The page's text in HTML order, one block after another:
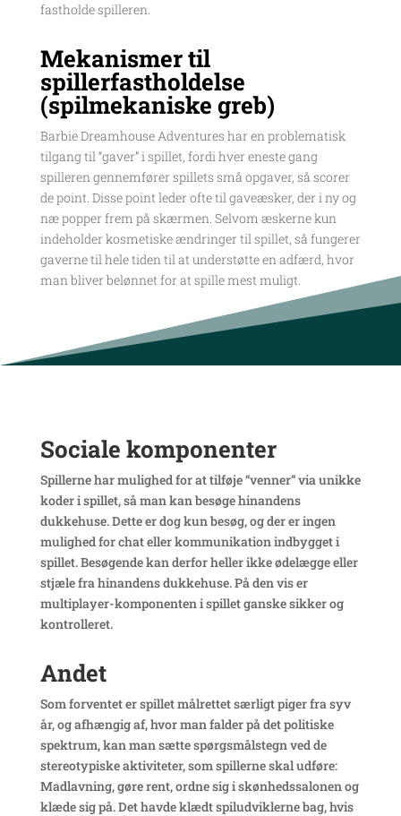
fastholde spilleren.
Mekanismer til
spillerfastholdelse
(spilmekaniske greb)
Barbie Dreamhouse Adventures har en problematisk
tilgang til “gaver” i spillet, fordi hver eneste gang
spilleren gennemfører spillets små opgaver, så scorer
de point. Disse point leder ofte til gaveæsker, der i ny og
næ popper frem på skærmen. Selvom æskerne kun
indeholder kosmetiske ændringer til spillet, så fungerer
gaverne til hele tiden til at understøtte en adfærd, hvor
man bliver belønnet for at spille mest muligt.
Sociale komponenter
Spillerne har mulighed for at tilføje “venner” via unikke
koder i spillet, så man kan besøge hinandens
dukkehuse. Dette er dog kun besøg, og der er ingen
mulighed for chat eller kommunikation indbygget i
spillet. Besøgende kan derfor heller ikke ødelægge eller
stjæle fra hinandens dukkehuse. På den vis er
multiplayer-komponenten i spillet ganske sikker og
kontrolleret.
Andet
Som forventet er spillet målrettet særligt piger fra syv
år, og afhængig af, hvor man falder på det politiske
spektrum, kan man sætte spørgsmålstegn ved de
stereotypiske aktiviteter, som spillerne skal udføre:
Madlavning, gøre rent, ordne sig i skønhedssalonen og
klæde sig på. Det havde klædt spiludviklerne bag, hvis